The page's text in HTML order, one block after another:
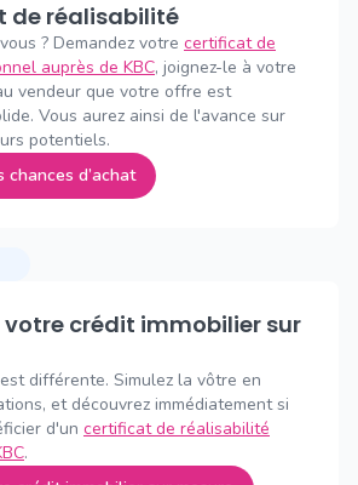
de réalisabilité
? Demandez votre certificat de
auprès de KBC, joignez-le à votre
vendeur que votre offre est
Vous aurez ainsi de l'avance sur
potentiels.
chances d’achat
différente. Simulez la vôtre en
et découvrez immédiatement si
d'un certificat de réalisabilité
.